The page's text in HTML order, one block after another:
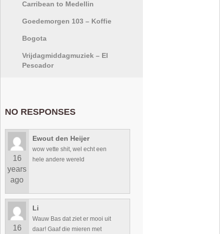
Carribean to Medellin
Goedemorgen 103 – Koffie
Bogota
Vrijdagmiddagmuziek – El
Pescador
NO RESPONSES
16
years
ago
Ewout den Heijer
wow vette shit, wel echt een
hele andere wereld
16
Li
Wauw Bas dat ziet er mooi uit
daar! Gaaf die mieren met